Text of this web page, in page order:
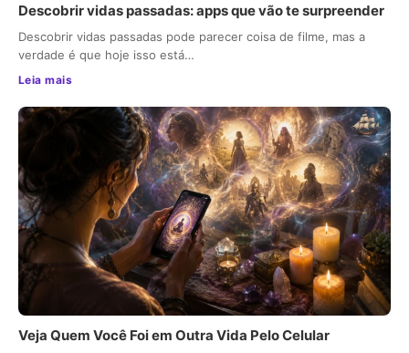
Descobrir vidas passadas: apps que vão te surpreender
Descobrir vidas passadas pode parecer coisa de filme, mas a
verdade é que hoje isso está…
Leia mais
Veja Quem Você Foi em Outra Vida Pelo Celular